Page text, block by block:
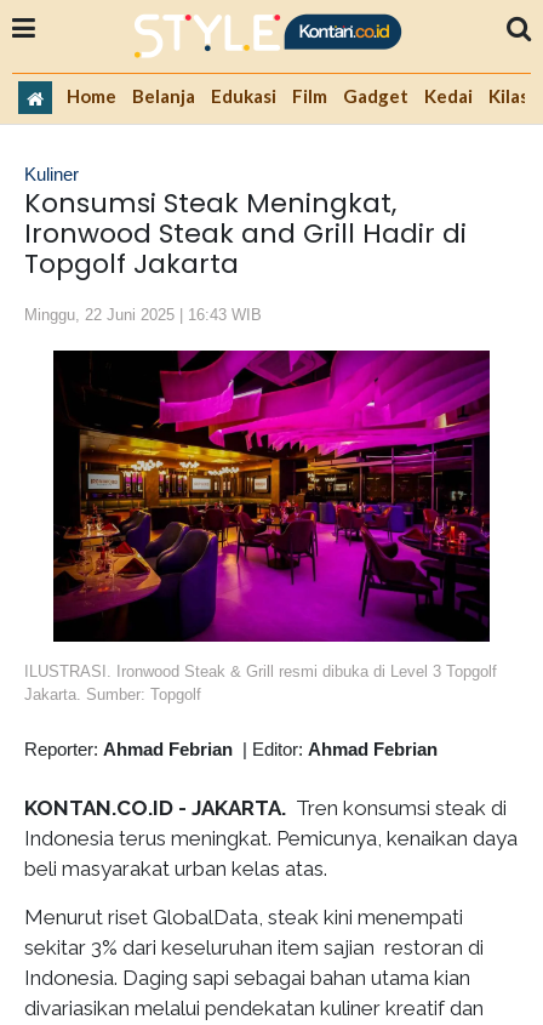
Home Belanja Edukasi Film Gadget Kedai Kilas
Kuliner
Konsumsi Steak Meningkat,
Ironwood Steak and Grill Hadir di
Topgolf Jakarta
Minggu, 22 Juni 2025 | 16:43 WIB
ILUSTRASI. Ironwood Steak & Grill resmi dibuka di Level 3 Topgolf
Jakarta. Sumber: Topgolf
Reporter: Ahmad Febrian | Editor: Ahmad Febrian
KONTAN.CO.ID - JAKARTA. Tren konsumsi steak di
Indonesia terus meningkat. Pemicunya, kenaikan daya
beli masyarakat urban kelas atas.
Menurut riset GlobalData, steak kini menempati
sekitar 3% dari keseluruhan item sajian restoran di
Indonesia. Daging sapi sebagai bahan utama kian
divariasikan melalui pendekatan kuliner kreatif dan